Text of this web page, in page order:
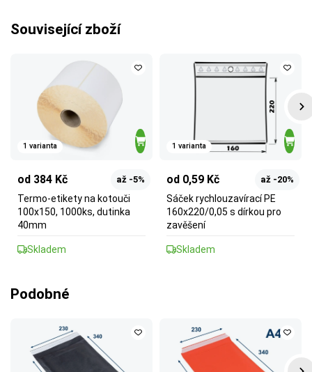
Související zboží
1 varianta
od 384 Kč až -5%
Termo-etikety na kotouči
100x150, 1000ks, dutinka
40mm
Skladem
1 varianta
od 0,59 Kč až -20%
Sáček rychlouzavírací PE
160x220/0,05 s dírkou pro
zavěšení
Skladem
Podobné